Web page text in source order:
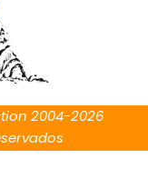
2004-2026